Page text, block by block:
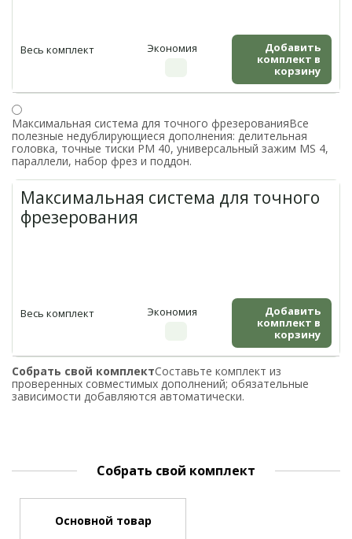
Весь комплект Экономия
Добавить
комплект в
корзину
Максимальная система для точного фрезерованияВсе
полезные недублирующиеся дополнения: делительная
головка, точные тиски PM 40, универсальный зажим MS 4,
параллели, набор фрез и поддон.
Максимальная система для точного
фрезерования
Весь комплект Экономия
Добавить
комплект в
корзину
Собрать свой комплектСоставьте комплект из
проверенных совместимых дополнений; обязательные
зависимости добавляются автоматически.
Собрать свой комплект
Основной товар